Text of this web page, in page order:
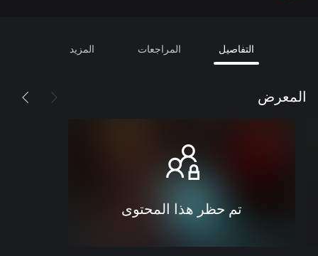
التفاصيل المراجعات المزيد
المعرض
تم حظر هذا المحتوى